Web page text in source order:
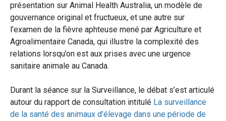
présentation sur Animal Health Australia, un modèle de
gouvernance original et fructueux, et une autre sur
l’examen de la fièvre aphteuse mené par Agriculture et
Agroalimentaire Canada, qui illustre la complexité des
relations lorsqu’on est aux prises avec une urgence
sanitaire animale au Canada.
Durant la séance sur la Surveillance, le débat s’est articulé
autour du rapport de consultation intitulé La surveillance
de la santé des animaux d’élevage dans une période de